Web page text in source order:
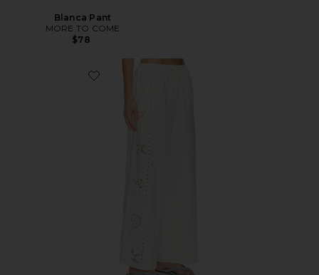
Blanca Pant
MORE TO COME
$78